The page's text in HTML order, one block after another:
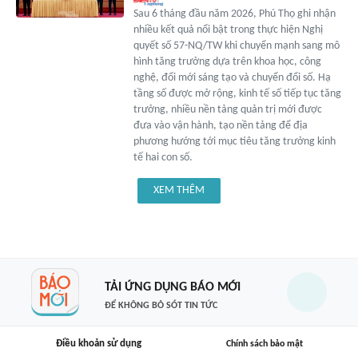
Sau 6 tháng đầu năm 2026, Phú Thọ ghi nhận
nhiều kết quả nổi bật trong thực hiện Nghị
quyết số 57-NQ/TW khi chuyển mạnh sang mô
hình tăng trưởng dựa trên khoa học, công
nghệ, đổi mới sáng tạo và chuyển đổi số. Hạ
tầng số được mở rộng, kinh tế số tiếp tục tăng
trưởng, nhiều nền tảng quản trị mới được
đưa vào vận hành, tạo nền tảng để địa
phương hướng tới mục tiêu tăng trưởng kinh
tế hai con số.
XEM THÊM
TẢI ỨNG DỤNG BÁO MỚI
ĐỂ KHÔNG BỎ SÓT TIN TỨC
Điều khoản sử dụng Chính sách bảo mật